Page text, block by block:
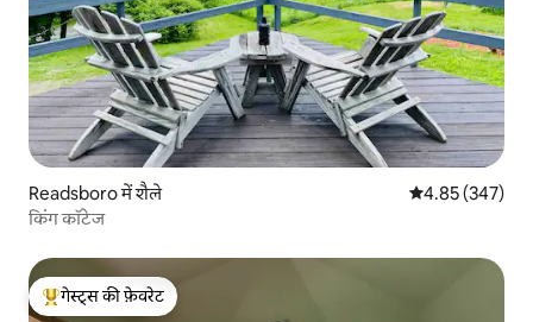
Readsboro में शैले औसत रेटिंग 5 में से
4.85 (347)
किंग कॉटेज
गेस्ट्स का टॉप फ़ेवरेट
गेस्ट्स की फ़ेवरेट